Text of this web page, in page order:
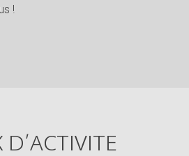
!
D’ACTIVITE